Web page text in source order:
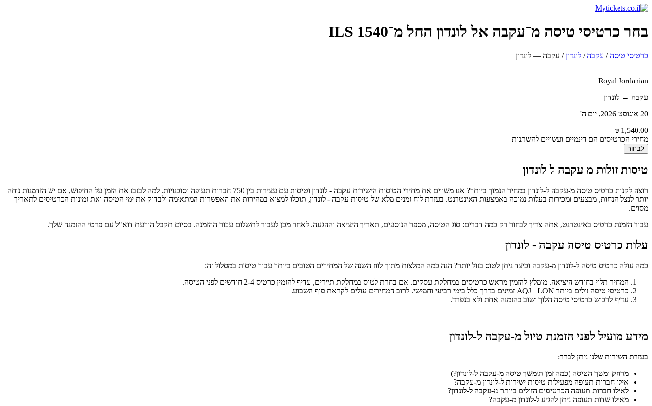
בחר כרטיסי טיסה מ־עקבה אל לונדון החל מ־1540 ILS
כרטיסי טיסה/ עקבה/ לונדון/ עקבה — לונדון
Royal Jordanian
עקבה ← לונדון
20 אוגוסט 2026, יום ה'
מחירי הכרטיסים הם דינמיים ועשויים להשתנות
לבחור
טיסות זולות מ עקבה ל לונדון
רוצה לקנות כרטיס טיסה מ-עקבה ל-לונדון במחיר הנמוך ביותר? אנו משווים את מחירי הטיסות הישירות עקבה - לונדון וטיסות עם עצירות בין 750 חברות תעופה וסוכנויות. למה לבזבז את הזמן על החיפוש, אם יש הזדמנות נוחה
יותר לנצל הנחות, מבצעים ומכירות בעלות נמוכה באמצעות האינטרנט. בעזרת לוח זמנים מלא של טיסות עקבה - לונדון, תוכלו למצוא במהירות את האפשרות המתאימה ולבדוק את ימי הטיסה ואת זמינות הכרטיסים לתאריך
מסוים.
עבור הזמנת כרטיס באינטרנט, אתה צריך לבחור רק כמה דברים: סוג הטיסה, מספר הנוסעים, תאריך היציאה וההגעה. לאחר מכן לעבור לתשלום עבור ההזמנה. בסיום תקבל הודעת דוא"ל עם פרטי ההזמנה שלך.
עלות כרטיס טיסה עקבה - לונדון
כמה עולה כרטיס טיסה ל-לונדון מ-עקבה וכיצד ניתן לטוס בזול יותר? הנה כמה המלצות מתוך לוח השנה של המחירים הטובים ביותר עבור טיסות במסלול זה:
המחיר תלוי בחודש היציאה. מומלץ להזמין מראש כרטיסים במחלקת עסקים. אם בחרת לטוס במחלקת תיירים, עדיף להזמין כרטיס 2-4 חודשים לפני הטיסה.
כרטיסי טיסה זולים ביותר AQJ - LON זמינים בדרך כלל בימי רביעי וחמישי. לרוב המחירים עולים לקראת סוף השבוע.
עדיף לרכוש כרטיסי טיסה הלוך ושוב בהזמנה אחת ולא בנפרד.
מידע מועיל לפני הזמנת טיול מ-עקבה ל-לונדון
בעזרת השירות שלנו ניתן לברר:
מרחק ומשך הטיסה (כמה זמן תימשך טיסה מ-עקבה ל-לונדון?)
אילו חברות תעופה מפעילות טיסות ישירות ל-לונדון מ-עקבה?
לאילו חברות תעופה הכרטיסים הזולים ביותר מ-עקבה ל-לונדון?
מאילו שדות תעופה ניתן להגיע ל-לונדון מ-עקבה?